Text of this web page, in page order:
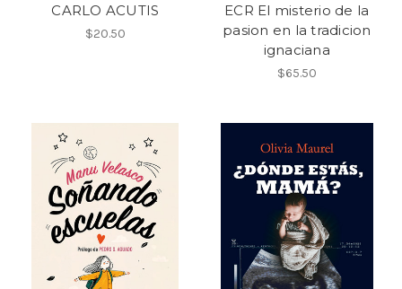
CARLO ACUTIS
$20.50
ECR El misterio de la
pasion en la tradicion
ignaciana
$65.50